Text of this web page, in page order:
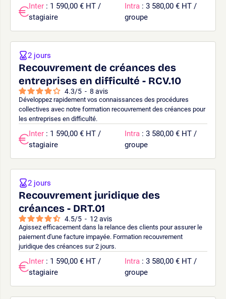
Inter : 1 590,00 € HT /
stagiaire
Intra : 3 580,00 € HT /
groupe
Recouvrement de créances des
entreprises en difficulté - RCV.10
4.3/5 - 8 avis
Développez rapidement vos connaissances des procédures
collectives avec notre formation recouvrement des créances pour
les entreprises en difficulté.
2 jours
Inter : 1 590,00 € HT /
stagiaire
Intra : 3 580,00 € HT /
groupe
Recouvrement juridique des
créances - DRT.01
4.5/5 - 12 avis
Agissez efficacement dans la relance des clients pour assurer le
paiement d'une facture impayée. Formation recouvrement
juridique des créances sur 2 jours.
2 jours
Inter : 1 590,00 € HT /
stagiaire
Intra : 3 580,00 € HT /
groupe